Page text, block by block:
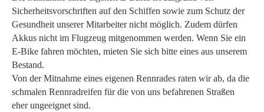
Sicherheitsvorschriften auf den Schiffen sowie zum Schutz der
Gesundheit unserer Mitarbeiter nicht möglich. Zudem dürfen
Akkus nicht im Flugzeug mitgenommen werden. Wenn Sie ein
E-Bike fahren möchten, mieten Sie sich bitte eines aus unserem
Bestand.
Von der Mitnahme eines eigenen Rennrades raten wir ab, da die
schmalen Rennradreifen für die von uns befahrenen Straßen
eher ungeeignet sind.